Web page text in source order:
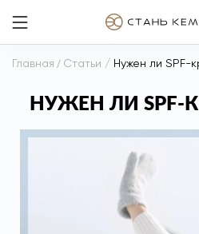
Главная / Статьи / Нужен ли SPF-
НУЖЕН ЛИ SPF-